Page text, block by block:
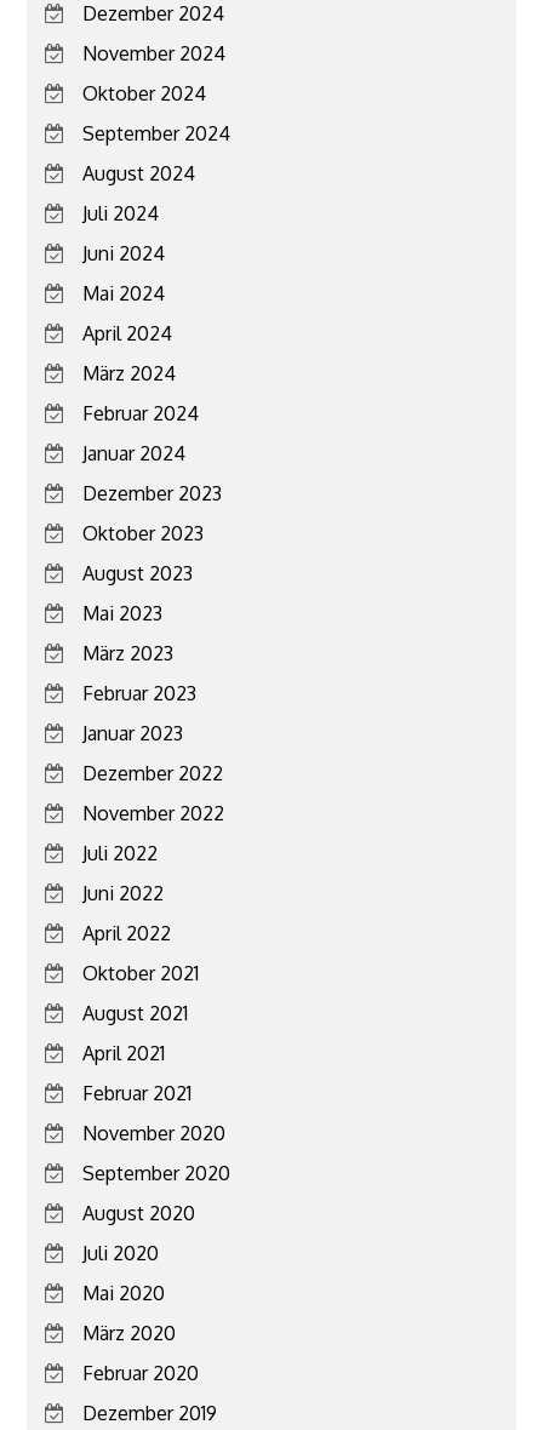
Dezember 2024
November 2024
Oktober 2024
September 2024
August 2024
Juli 2024
Juni 2024
Mai 2024
April 2024
März 2024
Februar 2024
Januar 2024
Dezember 2023
Oktober 2023
August 2023
Mai 2023
März 2023
Februar 2023
Januar 2023
Dezember 2022
November 2022
Juli 2022
Juni 2022
April 2022
Oktober 2021
August 2021
April 2021
Februar 2021
November 2020
September 2020
August 2020
Juli 2020
Mai 2020
März 2020
Februar 2020
Dezember 2019